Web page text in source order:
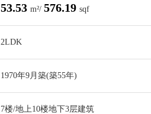
53.53 m²/ 576.19 sqf
2LDK
1970年9月築(築55年)
7楼/地上10楼地下3层建筑